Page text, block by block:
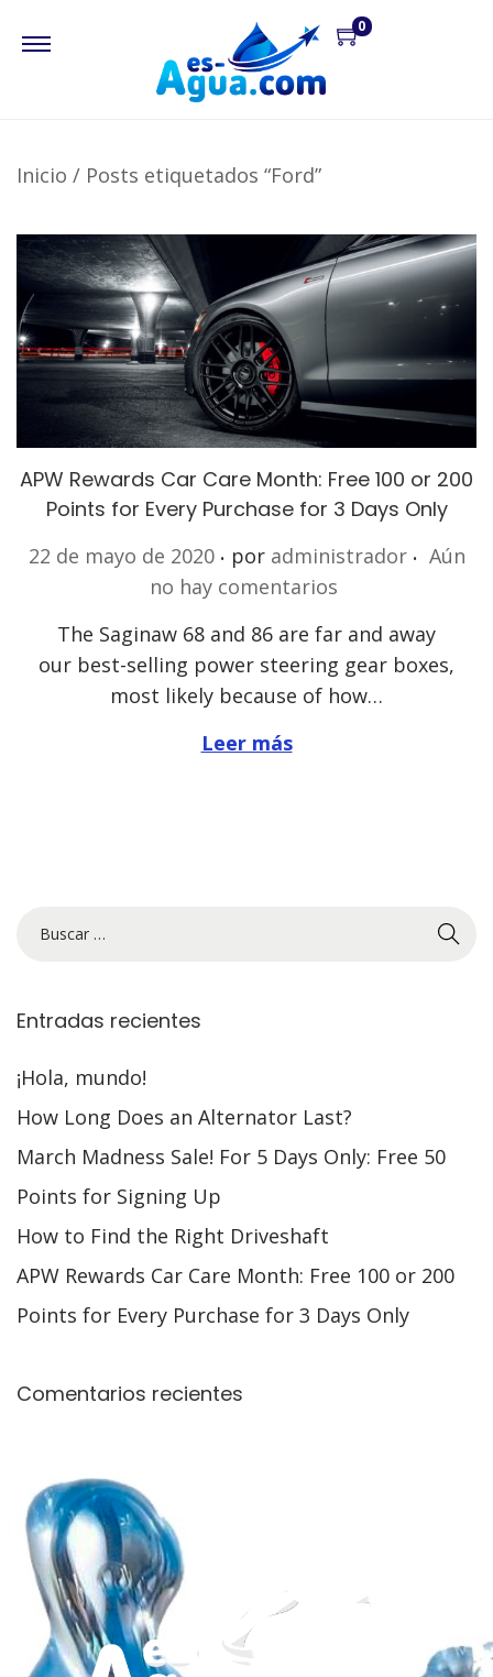
0
Inicio / Posts etiquetados “Ford”
APW Rewards Car Care Month: Free 100 or 200
Points for Every Purchase for 3 Days Only
P
22 de mayo de 2020 . por administrador . Aún
no hay comentarios
The Saginaw 68 and 86 are far and away
our best-selling power steering gear boxes,
most likely because of how…
Leer más
Entradas recientes
¡Hola, mundo!
How Long Does an Alternator Last?
March Madness Sale! For 5 Days Only: Free 50
Points for Signing Up
How to Find the Right Driveshaft
APW Rewards Car Care Month: Free 100 or 200
Points for Every Purchase for 3 Days Only
Comentarios recientes